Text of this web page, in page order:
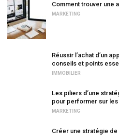
Comment trouver une
MARKETING
Réussir l’achat d’un
conseils et points
IMMOBILIER
Les piliers d’une
pour performer sur
MARKETING
Créer une stratégie